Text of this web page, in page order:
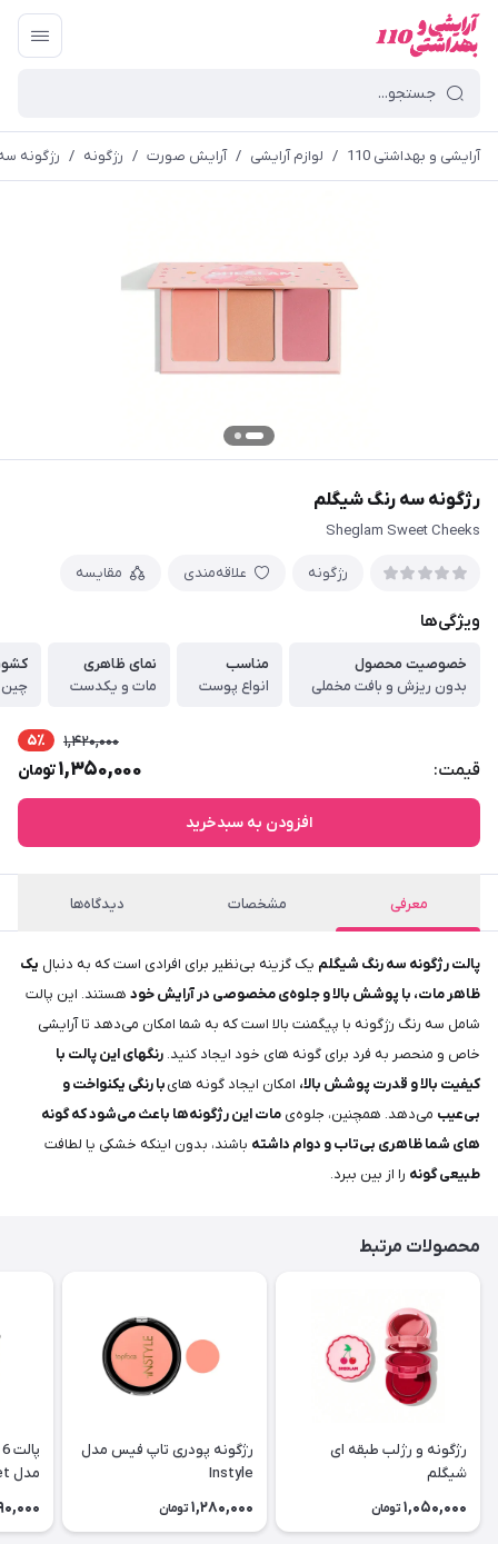
آرایشی و بهداشتی 110 / لوازم آرایشی / آرایش صورت / رژگونه / رژگونه
رژگونه سه رنگ شیگلم
Sheglam Sweet Cheeks
رژگونه علاقه‌مندی مقایسه
ویژگی‌ها
خصوصیت محصول
بدون ریزش و بافت مخملی
مناسب
انواع پوست
نمای ظاهری
مات و یکدست
چین
قیمت:
1,420,000 5٪
1,350,000تومان
افزودن به سبدخرید
معرفی مشخصات دیدگاه‌ها
پالت رژگونه سه رنگ شیگلم یک گزینه بی‌نظیر برای افرادی است که به دنبال یک
ظاهر مات، با پوشش بالا و جلوه‌ی مخصوصی در آرایش خود هستند. این پالت
شامل سه رنگ رژگونه با پیگمنت بالا است که به شما امکان می‌دهد تا آرایشی
خاص و منحصر به فرد برای گونه های خود ایجاد کنید. رنگهای این پالت با
کیفیت بالا و قدرت پوشش بالا، امکان ایجاد گونه هایبا رنگی یکنواخت و
بی‌عیب می‌دهد. همچنین، جلوه‌ی مات این رژگونه‌ها باعث می‌شود که گونه
های شما ظاهری بی‌تاب و دوام داشته باشند، بدون اینکه خشکی یا لطافت
طبیعی گونه را از بین ببرد.
محصولات مرتبط
رژگونه و رژلب طبقه ای
شیگلم
1,050,000 تومان
رژگونه پودری تاپ فیس مدل
Instyle
1,280,000 تومان
مدل Blushing Bouquet